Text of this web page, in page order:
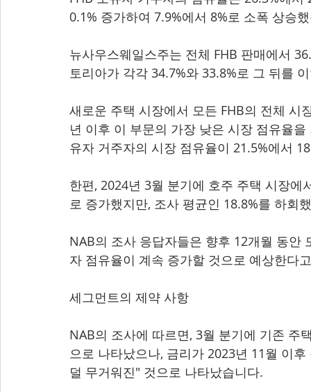
0.1% 증가하여 7.9%에서 8%로 소폭 상승
뉴사우스웨일스주는 전체 FHB 판매에서
토리아가 각각 34.7%와 33.8%로 그 뒤를
새로운 주택 시장에서 모든 FHB의 전체 시
년 이후 이 부문의 가장 낮은 시장 점유율
유자 거주자의 시장 점유율이 21.5%에서
한편, 2024년 3월 분기에 호주 주택 시장
로 증가했지만, 조사 평균인 18.8%를 하회
NAB의 조사 응답자들은 향후 12개월 동안
자 점유율이 계속 증가할 것으로 예상한다
세그먼트의 제약 사항
NAB의 조사에 따르면, 3월 분기에 기존 주
으로 나타났으나, 금리가 2023년 11월 이
덜 무거워진" 것으로 나타났습니다.